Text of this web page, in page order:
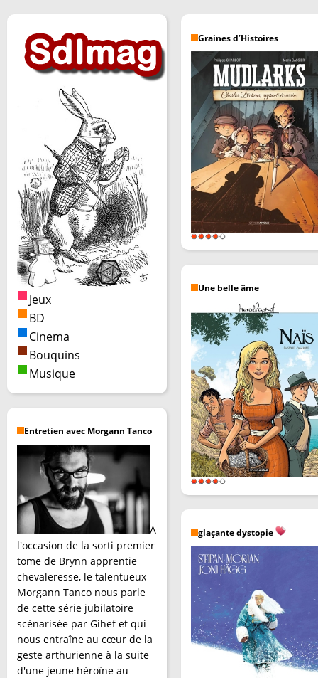
Jeux
BD
Cinema
Bouquins
Musique
Entretien avec Morgann Tanco
A
l'occasion de la sorti premier
tome de Brynn apprentie
chevaleresse, le talentueux
Morgann Tanco nous parle
de cette série jubilatoire
scénarisée par Gihef et qui
nous entraîne au cœur de la
geste arthurienne à la suite
d'une jeune héroïne au
Graines d’Histoires
Une belle âme
glaçante dystopie